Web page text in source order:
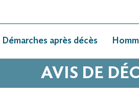
Démarches après décès
AVIS DE